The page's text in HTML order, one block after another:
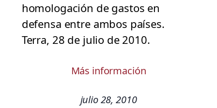
homologación de gastos en
defensa entre ambos países.
Terra, 28 de julio de 2010.
Más información
julio 28, 2010